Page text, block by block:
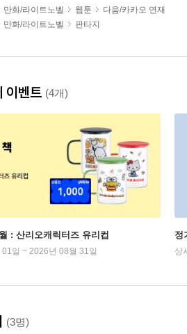
만화/라이트노벨 웹툰
다음/카카오 연재
만화/라이트노벨 판타지
이벤트 (4개)
: 산리오캐릭터즈 유리컵
일 ~ 2026년 08월 31일
정
상
(3명)